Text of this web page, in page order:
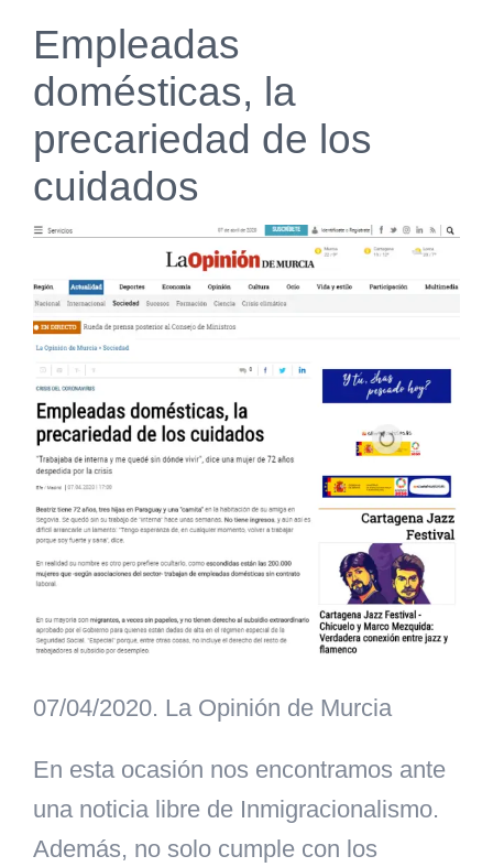
Empleadas
domésticas, la
precariedad de los
cuidados
Ver
imagen
más
grande
07/04/2020. La Opinión de Murcia
En esta ocasión nos encontramos ante
una noticia libre de Inmigracionalismo.
Además, no solo cumple con los